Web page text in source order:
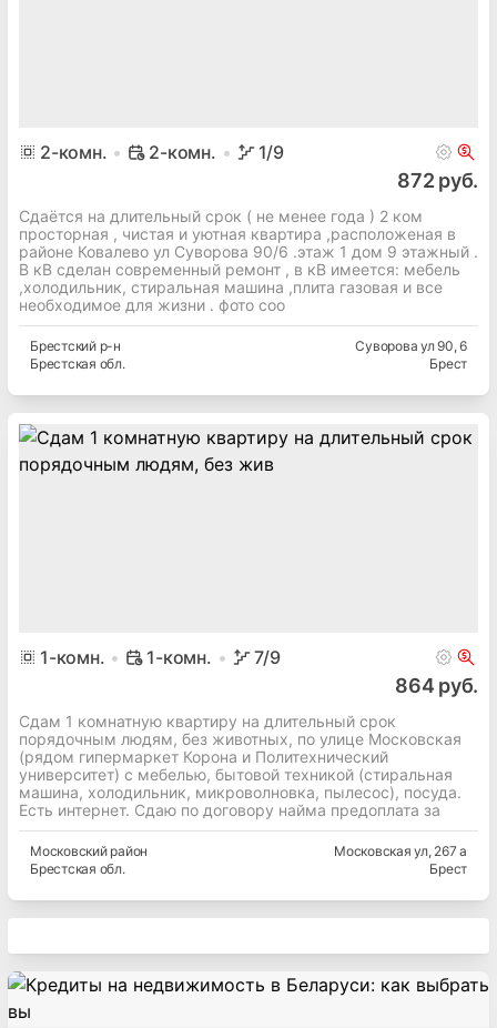
2-комн. 2-комн. 1/9
872 руб.
Сдаётся на длительный срок ( не менее года ) 2 ком
просторная , чистая и уютная квартира ,расположеная в
районе Ковалево ул Суворова 90/6 .этаж 1 дом 9 этажный .
В кВ сделан современный ремонт , в кВ имеется: мебель
,холодильник, стиральная машина ,плита газовая и все
необходимое для жизни . фото соо
Брестскийр-н
Брестская обл.
Суворова ул 90, 6
Брест
1-комн. 1-комн. 7/9
864 руб.
Сдам 1 комнатную квартиру на длительный срок
порядочным людям, без животных, по улице Московская
(рядом гипермаркет Корона и Политехнический
университет) с мебелью, бытовой техникой (стиральная
машина, холодильник, микроволновка, пылесос), посуда.
Есть интернет. Сдаю по договору найма предоплата за
Московскийрайон
Брестская обл.
Московская ул, 267 а
Брест